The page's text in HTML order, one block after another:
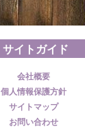
サイトガイド
会社概要
個人情報保護方針
サイトマップ
お問い合わせ